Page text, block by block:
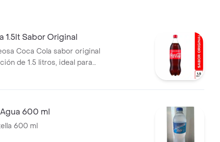
1.5lt Sabor Original
Coca Cola sabor original
de 1.5 litros, ideal para
600 ml
600 ml